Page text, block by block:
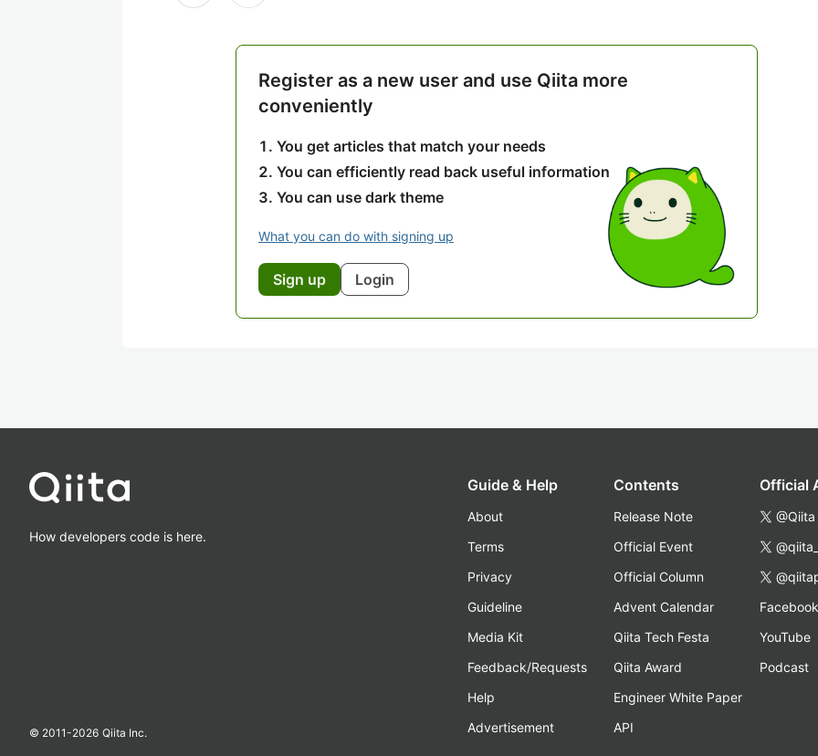
Register as a new user and use Qiita more
conveniently
You get articles that match your needs
You can efficiently read back useful information
You can use dark theme
What you can do with signing up
Sign up Login
How developers code is here.
© 2011-2026 Qiita Inc.
Guide & Help
About
Terms
Privacy
Guideline
Media Kit
Feedback/Requests
Help
Advertisement
Contents
Release Note
Official Event
Official Column
Advent Calendar
Qiita Tech Festa
Qiita Award
Engineer White Paper
API
Official
@Qiita
Facebook
YouTube
Podcast